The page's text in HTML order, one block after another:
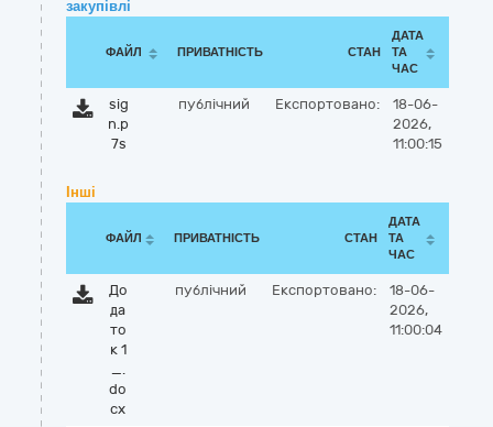
закупівлі
ФАЙЛ ПРИВАТНІСТЬ СТАН
ДАТА
ТА
ЧАС
sig
n.p
7s
публічний Експортовано:
18-06-
2026,
11:00:15
Інші
ФАЙЛ ПРИВАТНІСТЬ СТАН
ДАТА
ТА
ЧАС
До
да
то
к 1
_.
do
cx
публічний Експортовано:
18-06-
2026,
11:00:04